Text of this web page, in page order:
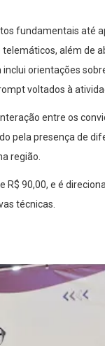
fundamentais até
além de
orientações
voltados à
entre os
pela presença de
região.
90,00, e é
técnicas.